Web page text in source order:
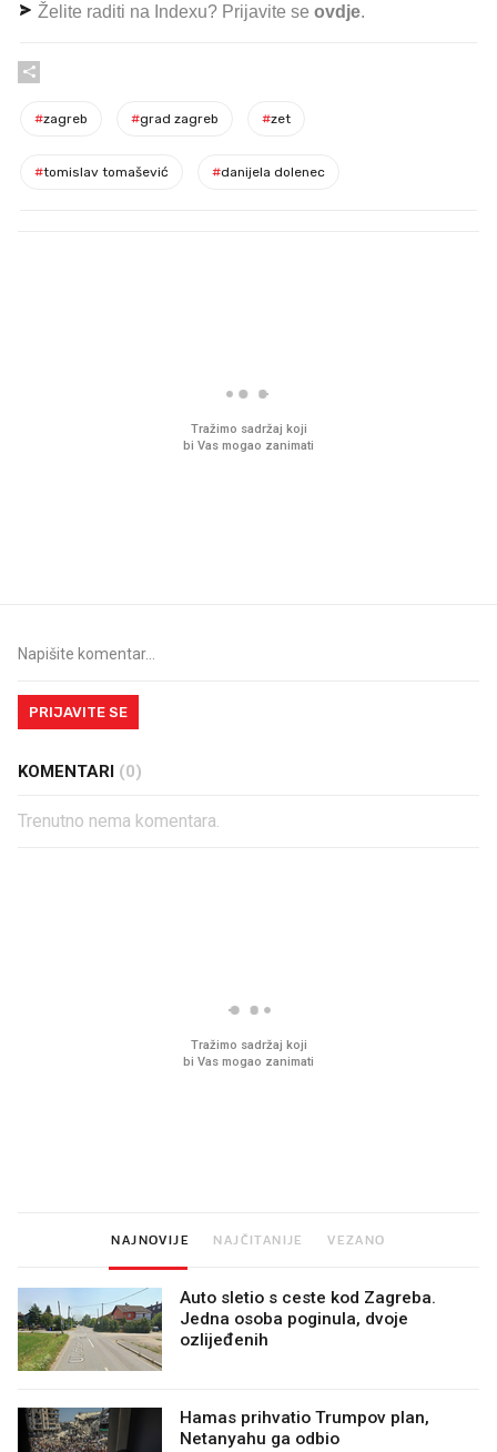
Želite raditi na Indexu? Prijavite se ovdje.
#zagreb #grad zagreb #zet
#tomislav tomašević #danijela dolenec
PRIJAVITE SE
KOMENTARI (0)
Trenutno nema komentara.
NAJNOVIJE NAJČITANIJE VEZANO
Auto sletio s ceste kod Zagreba.
Jedna osoba poginula, dvoje
ozlijeđenih
Hamas prihvatio Trumpov plan,
Netanyahu ga odbio